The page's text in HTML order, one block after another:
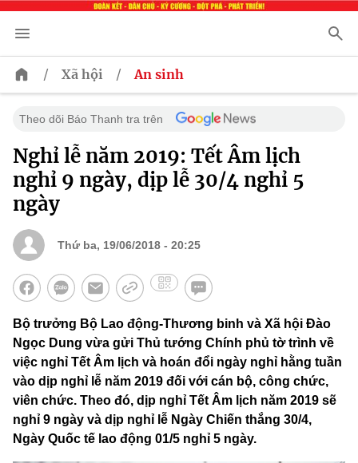
/ Xã hội / An sinh
Theo dõi Báo Thanh tra trên
Nghỉ lễ năm 2019: Tết Âm lịch
nghỉ 9 ngày, dịp lễ 30/4 nghỉ 5
ngày
Thứ ba, 19/06/2018 - 20:25
Bộ trưởng Bộ Lao động-Thương binh và Xã hội Đào
Ngọc Dung vừa gửi Thủ tướng Chính phủ tờ trình về
việc nghỉ Tết Âm lịch và hoán đổi ngày nghỉ hằng tuần
vào dịp nghỉ lễ năm 2019 đối với cán bộ, công chức,
viên chức. Theo đó, dịp nghỉ Tết Âm lịch năm 2019 sẽ
nghỉ 9 ngày và dịp nghỉ lễ Ngày Chiến thắng 30/4,
Ngày Quốc tế lao động 01/5 nghỉ 5 ngày.